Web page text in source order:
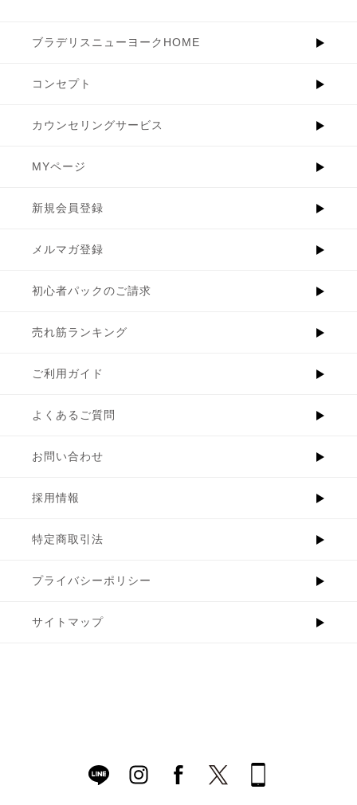
ブラデリスニューヨークHOME
コンセプト
カウンセリングサービス
MYページ
新規会員登録
メルマガ登録
初心者パックのご請求
売れ筋ランキング
ご利用ガイド
よくあるご質問
お問い合わせ
採用情報
特定商取引法
プライバシーポリシー
サイトマップ